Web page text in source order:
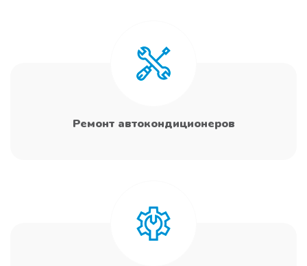
Ремонт автокондиционеров